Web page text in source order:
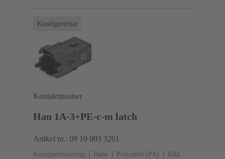
Konfigurerbar
Kontaktinsatser
Han 1A-3+PE-c-m latch
Artikel nr.: 09 10 003 3201
Krimpterminering Hane Polyamid (PA)
RAL